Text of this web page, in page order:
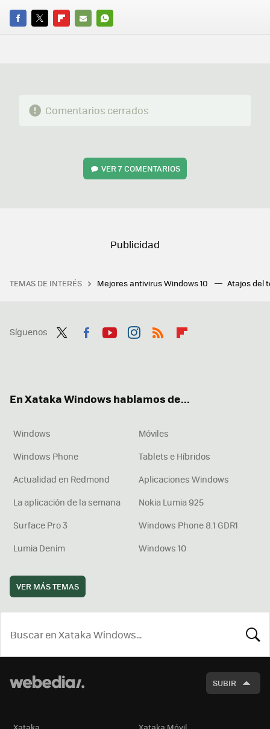
FACEBOOK
TWITTERFLIPBOARD
E-
WHATSAPP
Comentarios cerrados
VER7 COMENTARIOS
TEMAS DE INTERÉS Mejores antivirus Windows 10 Atajos del
Síguenos
En Xataka Windows hablamos de...
Windows
Móviles
Windows Phone
Tablets e Híbridos
Actualidad en Redmond
Aplicaciones Windows
La aplicación de la semana
Nokia Lumia 925
Surface Pro 3
Windows Phone 8.1 GDR1
Lumia Denim
Windows 10
VER MÁS TEMAS
SUBIR